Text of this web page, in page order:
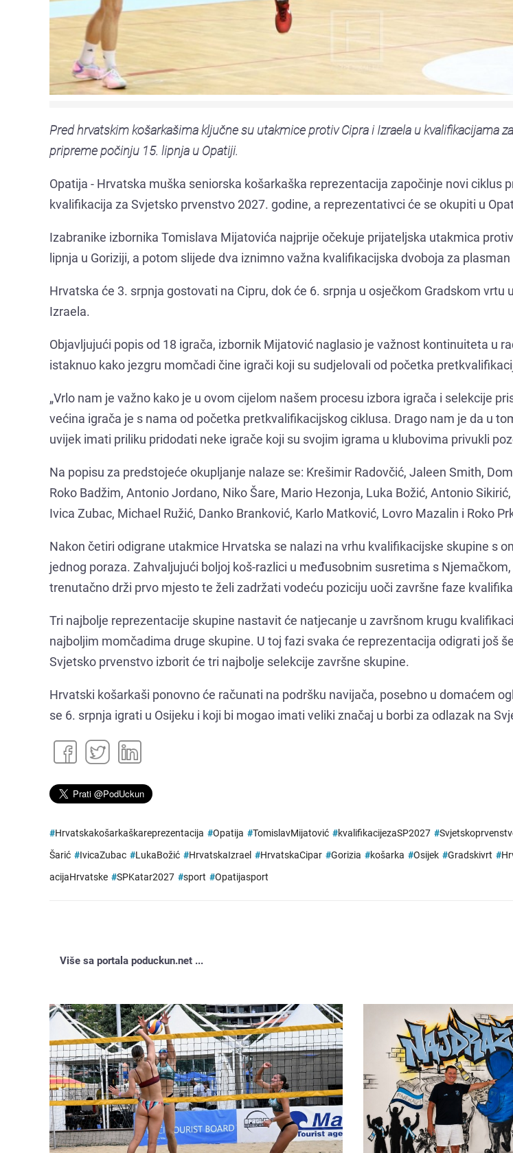
Pred hrvatskim košarkašima ključne su utakmice protiv Cipra i Izraela u kvalifikacijama
pripreme počinju 15. lipnja u Opatiji.
Opatija - Hrvatska muška seniorska košarkaška reprezentacija započinje novi ciklus
kvalifikacija za Svjetsko prvenstvo 2027. godine, a reprezentativci će se okupiti u
Izabranike izbornika Tomislava Mijatovića najprije očekuje prijateljska utakmica
lipnja u Goriziji, a potom slijede dva iznimno važna kvalifikacijska dvoboja za
Hrvatska će 3. srpnja gostovati na Cipru, dok će 6. srpnja u osječkom Gradskom vrtu
Izraela.
Objavljujući popis od 18 igrača, izbornik Mijatović naglasio je važnost kontinuiteta u
istaknuo kako jezgru momčadi čine igrači koji su sudjelovali od početka
„Vrlo nam je važno kako je u ovom cijelom našem procesu izbora igrača i selekcije
većina igrača je s nama od početka pretkvalifikacijskog ciklusa. Drago nam je da u
uvijek imati priliku pridodati neke igrače koji su svojim igrama u klubovima privukli
Na popisu za predstojeće okupljanje nalaze se: Krešimir Radovčić, Jaleen Smith,
Roko Badžim, Antonio Jordano, Niko Šare, Mario Hezonja, Luka Božić, Antonio
Ivica Zubac, Michael Ružić, Danko Branković, Karlo Matković, Lovro Mazalin i Roko
Nakon četiri odigrane utakmice Hrvatska se nalazi na vrhu kvalifikacijske skupine s
jednog poraza. Zahvaljujući boljoj koš-razlici u međusobnim susretima s
trenutačno drži prvo mjesto te želi zadržati vodeću poziciju uoči završne faze
Tri najbolje reprezentacije skupine nastavit će natjecanje u završnom krugu
najboljim momčadima druge skupine. U toj fazi svaka će reprezentacija odigrati još
Svjetsko prvenstvo izborit će tri najbolje selekcije završne skupine.
Hrvatski košarkaši ponovno će računati na podršku navijača, posebno u domaćem
se 6. srpnja igrati u Osijeku i koji bi mogao imati veliki značaj u borbi za odlazak na
#Hrvatskakošarkaškareprezentacija #Opatija #TomislavMijatović #kvalifikacijezaSP2027 #
Šarić #IvicaZubac #LukaBožić #HrvatskaIzrael #HrvatskaCipar #Gorizia #košarka #Osijek #Gradskivrt #
acijaHrvatske #SPKatar2027 #sport #Opatijasport
Više sa portala poduckun.net ...